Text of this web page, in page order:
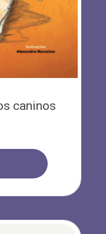
caninos